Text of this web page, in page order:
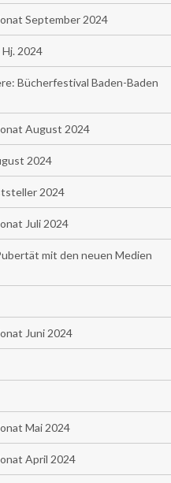
September 2024
2024
Bücherfestival Baden-Baden
August 2024
2024
2024
Juli 2024
mit den neuen Medien
Juni 2024
Mai 2024
April 2024